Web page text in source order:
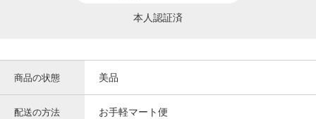
本人認証済
商品の状態 美品
配送の方法 お手軽マート便